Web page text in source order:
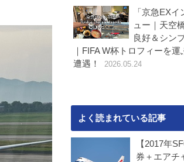
「京急EX
ュー｜天空
良好＆シン
｜FIFA W杯トロフィーを
遭遇！
2026.05.24
よく読まれている記事
【2017年
券＋エアチ